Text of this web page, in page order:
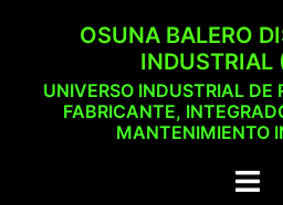
OSUNA BALERO
INDUSTRIAL
UNIVERSO INDUSTRIAL DE
FABRICANTE,
MANTENIMIENTO